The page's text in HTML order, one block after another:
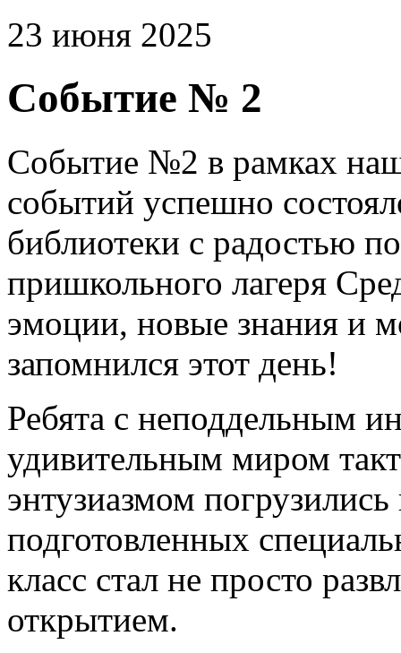
23 июня 2025
Событие № 2
Событие №2 в рамках
событий успешно
библиотеки с радостью
пришкольного лагеря
эмоции, новые знания и
запомнился этот день!
Ребята с неподдельным
удивительным миром
энтузиазмом
подготовленных
класс стал не просто
открытием.